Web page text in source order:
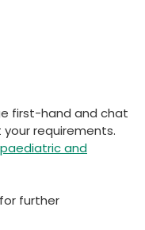
first-hand and chat
requirements.
paediatric and
for further